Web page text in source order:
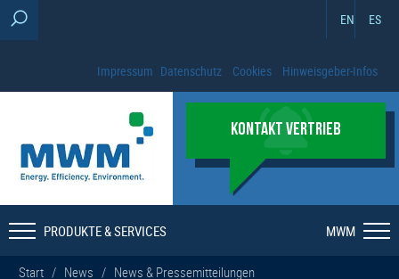
EN ES
Impressum Datenschutz Cookies Hinweisgeber-Infos
KONTAKT VERTRIEB
PRODUKTE & SERVICES MWM
Start / News / News & Pressemitteilungen